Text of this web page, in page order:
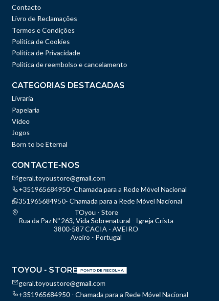
Contacto
Livro de Reclamações
Termos e Condições
Política de Cookies
Política de Privacidade
Politica de reembolso e cancelamento
CATEGORIAS DESTACADAS
Livraria
Papelaria
Vídeo
Jogos
Born to be Eternal
CONTACTE-NOS
geral.toyoustore@gmail.com
+351965684950- Chamada para a Rede Móvel Nacional
351965684950- Chamada para a Rede Móvel Nacional
TOyou - Store
Rua da Paz Nº 263, Vida Sobrenatural - Igreja Crista
3800-587 CACIA - AVEIRO
Aveiro - Portugal
TOYOU - STORE PONTO DE RECOLHA
geral.toyoustore@gmail.com
+351965684950 - Chamada para a Rede Móvel Nacional